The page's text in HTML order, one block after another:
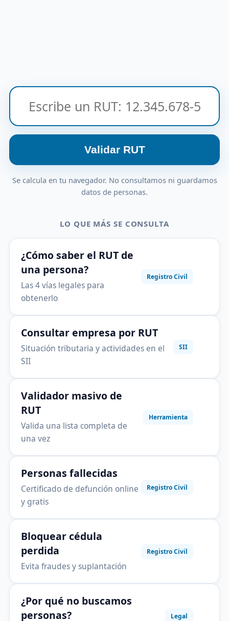
Validar RUT
Se calcula en tu navegador. No consultamos ni guardamos
datos de personas.
LO QUE MÁS SE CONSULTA
¿Cómo saber el RUT de
una persona?
Las 4 vías legales para
obtenerlo
Registro Civil
Consultar empresa por RUT
Situación tributaria y actividades en el
SII
SII
Validador masivo de
RUT
Valida una lista completa de
una vez
Herramienta
Personas fallecidas
Certificado de defunción online
y gratis
Registro Civil
Bloquear cédula
perdida
Evita fraudes y suplantación
Registro Civil
¿Por qué no buscamos
personas?
Legal